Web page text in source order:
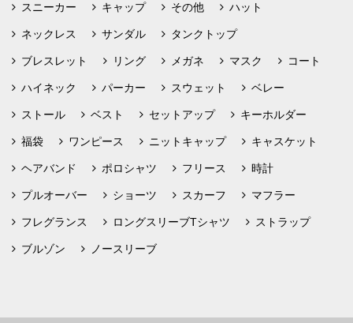
スニーカー キャップ その他 ハット
ネックレス サンダル タンクトップ
ブレスレット リング メガネ マスク コート
ハイネック パーカー スウェット ベレー
ストール ベスト セットアップ キーホルダー
福袋 ワンピース ニットキャップ キャスケット
ヘアバンド ポロシャツ フリース 時計
プルオーバー ショーツ スカーフ マフラー
フレグランス ロングスリーブTシャツ ストラップ
ブルゾン ノースリーブ